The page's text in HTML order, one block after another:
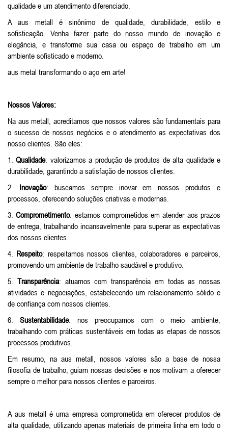
qualidade e um atendimento diferenciado.
A aus metall é sinônimo de qualidade, durabilidade, estilo e
sofisticação. Venha fazer parte do nosso mundo de inovação e
elegância, e transforme sua casa ou espaço de trabalho em um
ambiente sofisticado e moderno.
aus metal transformando o aço em arte!
Nossos Valores:
Na aus metall, acreditamos que nossos valores são fundamentais para
o sucesso de nossos negócios e o atendimento as expectativas dos
nosso clientes. São eles:
1.Qualidade: valorizamos a produção de produtos de alta qualidade e
durabilidade, garantindo a satisfação de nossos clientes.
2. Inovação: buscamos sempre inovar em nossos produtos e
processos, oferecendo soluções criativas e modernas.
3.Comprometimento: estamos comprometidos em atender aos prazos
de entrega, trabalhando incansavelmente para superar as expectativas
dos nossos clientes.
4. Respeito: respeitamos nossos clientes, colaboradores e parceiros,
promovendo um ambiente de trabalho saudável e produtivo.
5. Transparência: atuamos com transparência em todas as nossas
atividades e negociações, estabelecendo um relacionamento sólido e
de confiança com nossos clientes.
6. Sustentabilidade: nos preocupamos com o meio ambiente,
trabalhando com práticas sustentáveis em todas as etapas de nossos
processos produtivos.
Em resumo, na aus metall, nossos valores são a base de nossa
filosofia de trabalho, guiam nossas decisões e nos motivam a oferecer
sempre o melhor para nossos clientes e parceiros.
A aus metall é uma empresa comprometida em oferecer produtos de
alta qualidade, utilizando apenas materiais de primeira linha em todo o